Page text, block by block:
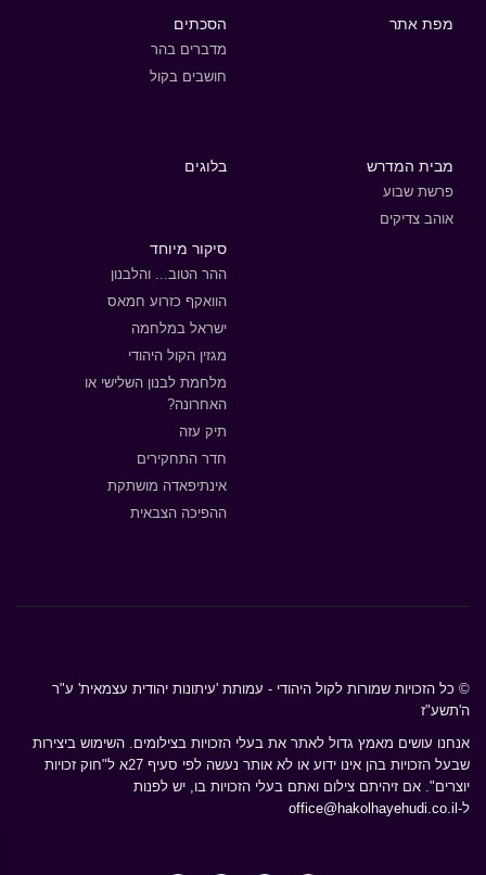
מפת אתר הסכתים
מדברים בהר
חושבים בקול
מבית המדרש
פרשת שבוע
אוהב צדיקים
בלוגים
סיקור מיוחד
ההר הטוב... והלבנון
הוואקף כזרוע חמאס
ישראל במלחמה
מגזין הקול היהודי
מלחמת לבנון השלישי או
האחרונה?
תיק עזה
חדר התחקירים
אינתיפאדה מושתקת
ההפיכה הצבאית
© כל הזכויות שמורות לקול היהודי - עמותת 'עיתונות יהודית עצמאית' ע"ר
ה'תשע"ז
אנחנו עושים מאמץ גדול לאתר את בעלי הזכויות בצילומים. השימוש ביצירות
שבעל הזכויות בהן אינו ידוע או לא אותר נעשה לפי סעיף 27א ל"חוק זכויות
יוצרים". אם זיהיתם צילום ואתם בעלי הזכויות בו, יש לפנות
ל- office@hakolhayehudi.co.il